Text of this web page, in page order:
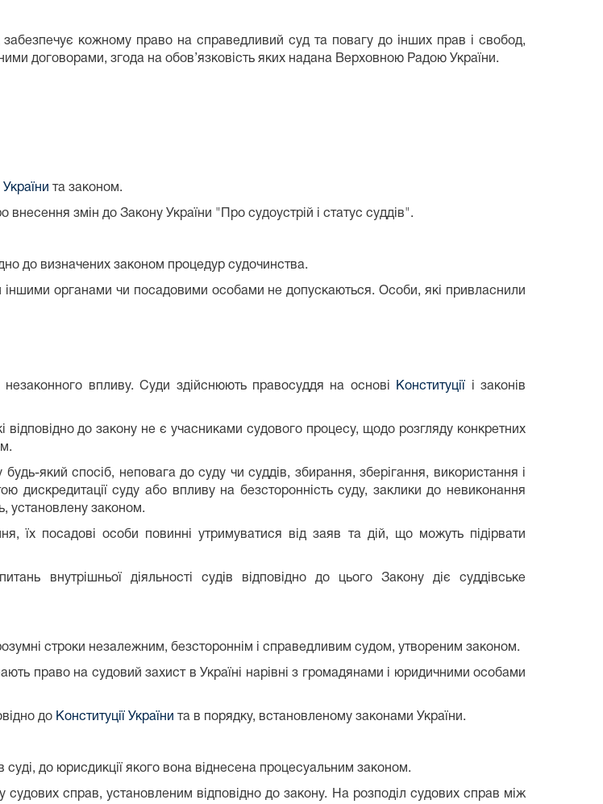
кожному право на справедливий суд та повагу до інших прав і свобод,
договорами, згода на обов’язковість яких надана Верховною Радою України.
та законом.
змін до Закону України "Про судоустрій і статус суддів".
до визначених законом процедур судочинства.
органами чи посадовими особами не допускаються. Особи, які привласнили
впливу. Суди здійснюють правосуддя на основі Конституції і законів
відповідно до закону не є учасниками судового процесу, щодо розгляду конкретних
який спосіб, неповага до суду чи суддів, збирання, зберігання, використання і
дискредитації суду або впливу на безсторонність суду, заклики до невиконання
установлену законом.
їх посадові особи повинні утримуватися від заяв та дій, що можуть підірвати
внутрішньої діяльності судів відповідно до цього Закону діє суддівське
строки незалежним, безстороннім і справедливим судом, утвореним законом.
право на судовий захист в Україні нарівні з громадянами і юридичними особами
до Конституції України та в порядку, встановленому законами України.
до юрисдикції якого вона віднесена процесуальним законом.
справ, установленим відповідно до закону. На розподіл судових справ між